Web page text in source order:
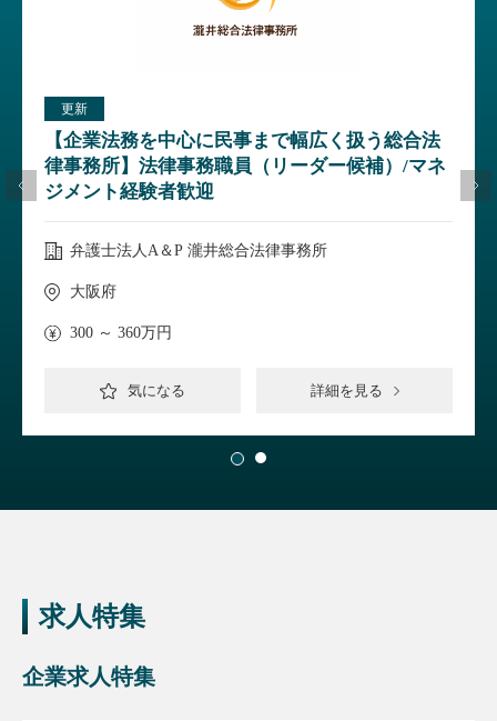
更新
【企業法務を中心に民事まで幅広く扱う総合法
律事務所】法律事務職員（リーダー候補）/マネ
ジメント経験者歓迎
弁護士法人A＆P 瀧井総合法律事務所
大阪府
300 ～ 360万円
気になる 詳細を見る
求人特集
企業求人特集